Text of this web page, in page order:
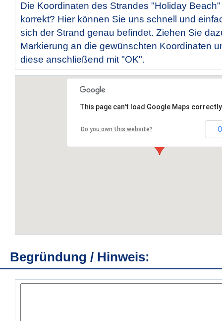
Die Koordinaten des Strandes "Holiday
korrekt? Hier können Sie uns schnell und
sich der Strand genau befindet. Ziehen Sie
Markierung an die gewünschten Koordinaten
diese anschließend mit "OK".
This page can't load Google Maps
Do you own this website?
Begründung / Hinweis: